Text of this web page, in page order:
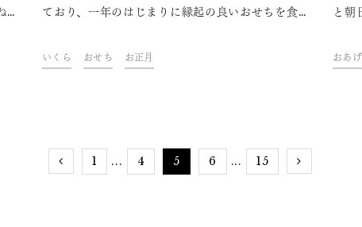
。
ており、一年のはじまりに縁起の良いおせちを食べ
たいものです。そして、お正月にはお屠蘇をはじめ
日本酒は欠かせません。日本酒が好きな方なら当然
の食事とは違う調理方法です。そこで、日本酒とマ
リアージュさせるために一工夫。今までにないペア
いくら おせち お正月
と朝
楽し
部」
おあげ
1 ... 4 5 6 ... 15